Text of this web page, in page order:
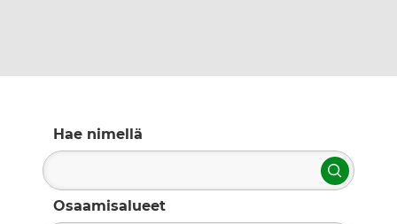
Hae nimellä
Hae
Osaamisalueet